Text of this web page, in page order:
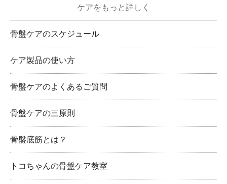
ケアをもっと詳しく
骨盤ケアのスケジュール
ケア製品の使い方
骨盤ケアのよくあるご質問
骨盤ケアの三原則
骨盤底筋とは？
トコちゃんの骨盤ケア教室